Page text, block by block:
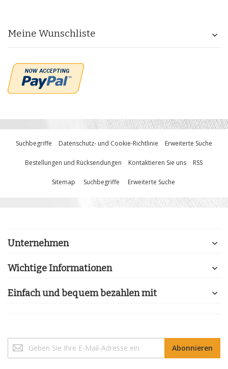
Meine Wunschliste
Suchbegriffe Datenschutz- und Cookie-Richtlinie Erweiterte Suche
Bestellungen und Rücksendungen Kontaktieren Sie uns RSS
Sitemap Suchbegriffe Erweiterte Suche
Unternehmen
Wichtige Informationen
Einfach und bequem bezahlen mit
Sie
sich
Abonnieren